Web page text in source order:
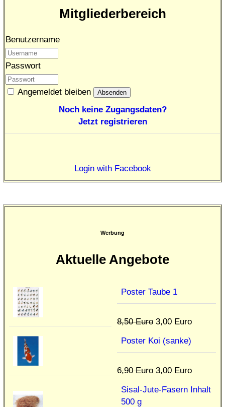
Mitgliederbereich
Benutzername
Passwort
Angemeldet bleiben
Noch keine Zugangsdaten?
Jetzt registrieren
Login with Facebook
Werbung
Aktuelle Angebote
Poster Taube 1
8,50 Euro 3,00 Euro
Poster Koi (sanke)
6,90 Euro 3,00 Euro
Sisal-Jute-Fasern Inhalt
500 g